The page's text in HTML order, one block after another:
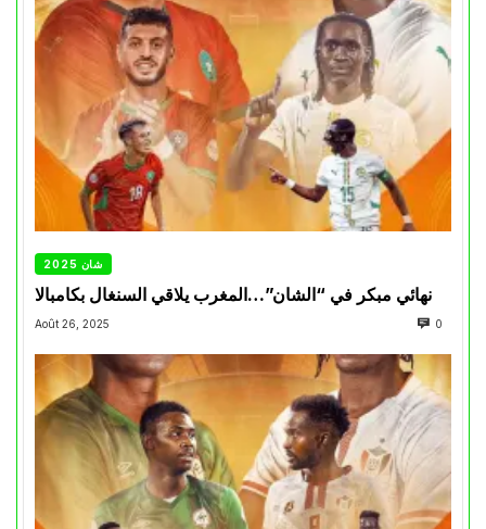
شان 2025
نهائي مبكر في “الشان”…المغرب يلاقي السنغال بكامبالا
Août 26, 2025 0